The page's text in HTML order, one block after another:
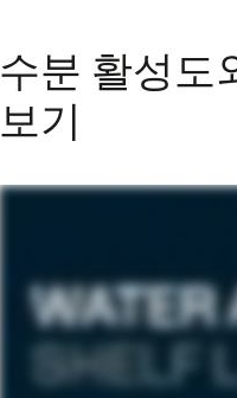
수분 활성도
보기